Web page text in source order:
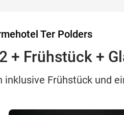
Ter Polders
+ Frühstück +
inklusive Frühstück und